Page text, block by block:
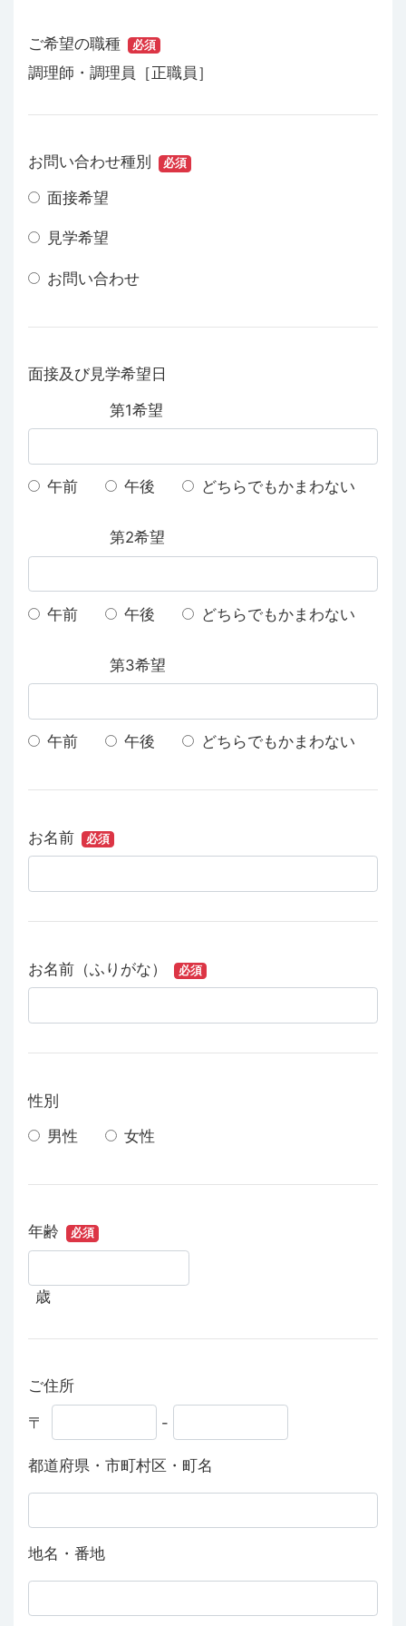
ご希望の職種 必須
調理師・調理員［正職員］
お問い合わせ種別 必須
面接希望
見学希望
お問い合わせ
面接及び見学希望日
第1希望
午前 午後 どちらでもかまわない
第2希望
午前 午後 どちらでもかまわない
第3希望
午前 午後 どちらでもかまわない
お名前 必須
お名前（ふりがな） 必須
性別
男性
女性
年齢 必須
歳
ご住所
〒 -
都道府県・市町村区・町名
地名・番地